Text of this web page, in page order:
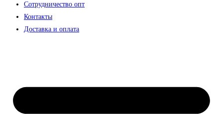
Сотрудничество опт
Контакты
Доставка и оплата